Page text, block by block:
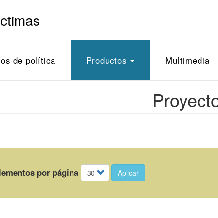
de política Productos Multimedia
por página Aplicar